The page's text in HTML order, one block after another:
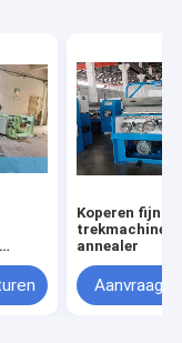
Koperen
trekmachine
annealer
Aanvraag